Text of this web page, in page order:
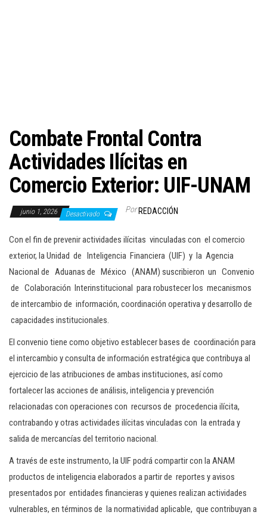
Combate Frontal Contra
Actividades Ilícitas en
Comercio Exterior: UIF-UNAM
junio 1, 2026 Desactivado Por REDACCIÓN
Con el fin de prevenir actividades ilícitas vinculadas con el comercio
exterior, la Unidad de Inteligencia Financiera (UIF) y la Agencia
Nacional de Aduanas de México (ANAM) suscribieron un Convenio
de Colaboración Interinstitucional para robustecer los mecanismos
de intercambio de información, coordinación operativa y desarrollo de
capacidades institucionales.
El convenio tiene como objetivo establecer bases de coordinación para
el intercambio y consulta de información estratégica que contribuya al
ejercicio de las atribuciones de ambas instituciones, así como
fortalecer las acciones de análisis, inteligencia y prevención
relacionadas con operaciones con recursos de procedencia ilícita,
contrabando y otras actividades ilícitas vinculadas con la entrada y
salida de mercancías del territorio nacional.
A través de este instrumento, la UIF podrá compartir con la ANAM
productos de inteligencia elaborados a partir de reportes y avisos
presentados por entidades financieras y quienes realizan actividades
vulnerables, en términos de la normatividad aplicable, que contribuyan a